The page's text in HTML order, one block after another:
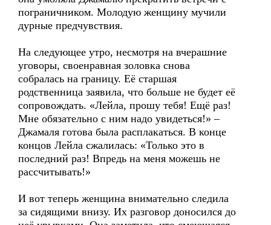
пограничником. Молодую женщину мучили
дурные предчувствия.
На следующее утро, несмотря на вчерашние
уговоры, своенравная золовка снова
собралась на границу. Её старшая
родственница заявила, что больше не будет её
сопровождать. «Лейла, прошу тебя! Ещё раз!
Мне обязательно с ним надо увидеться!» –
Джамаля готова была расплакаться. В конце
концов Лейла сжалилась: «Только это в
последний раз! Впредь на меня можешь не
рассчитывать!»
И вот теперь женщина внимательно следила
за сидящими внизу. Их разговор доносился до